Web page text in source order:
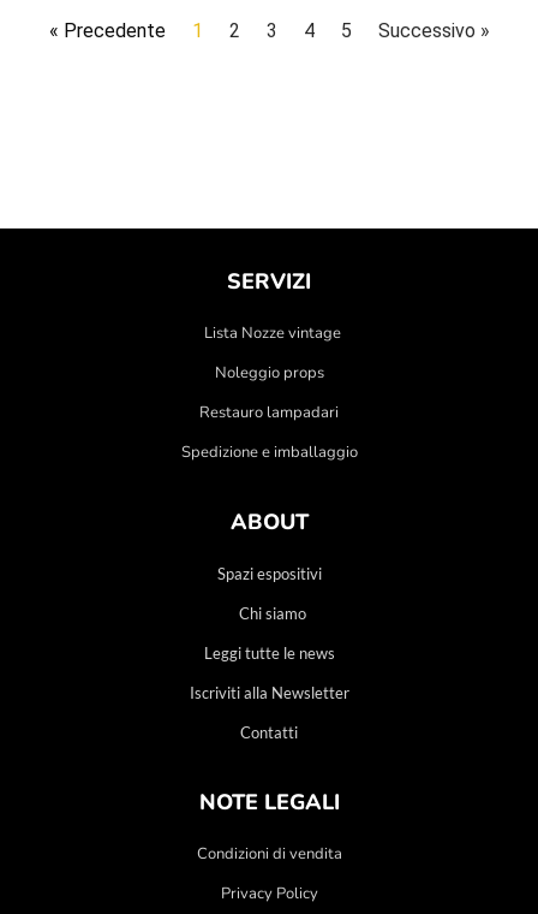
« Precedente 1 2 3 4 5 Successivo »
SERVIZI
Lista Nozze vintage
Noleggio props
Restauro lampadari
Spedizione e imballaggio
ABOUT
Spazi espositivi
Chi siamo
Leggi tutte le news
Iscriviti alla Newsletter
Contatti
NOTE LEGALI
Condizioni di vendita
Privacy Policy